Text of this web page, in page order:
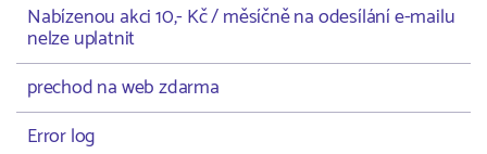
Nabízenou akci 10,- Kč / měsíčně na odesílání e-mailu
nelze uplatnit
prechod na web zdarma
Error log